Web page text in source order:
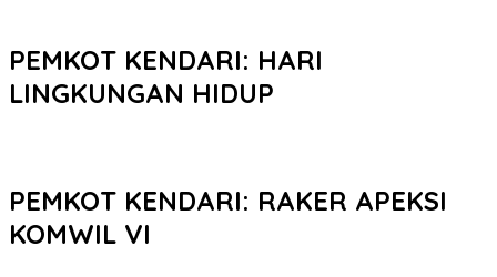
PEMKOT KENDARI: HARI
LINGKUNGAN HIDUP
PEMKOT KENDARI: RAKER APEKSI
KOMWIL VI